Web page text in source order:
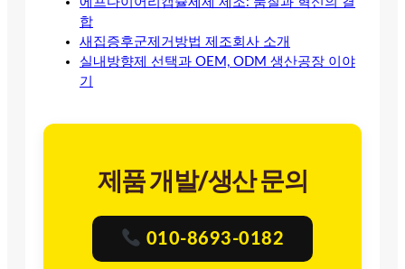
합
새집증후군제거방법 제조회사 소개
실내방향제 선택과 OEM, ODM 생산공장 이야
기
제품 개발/생산 문의
010-8693-0182